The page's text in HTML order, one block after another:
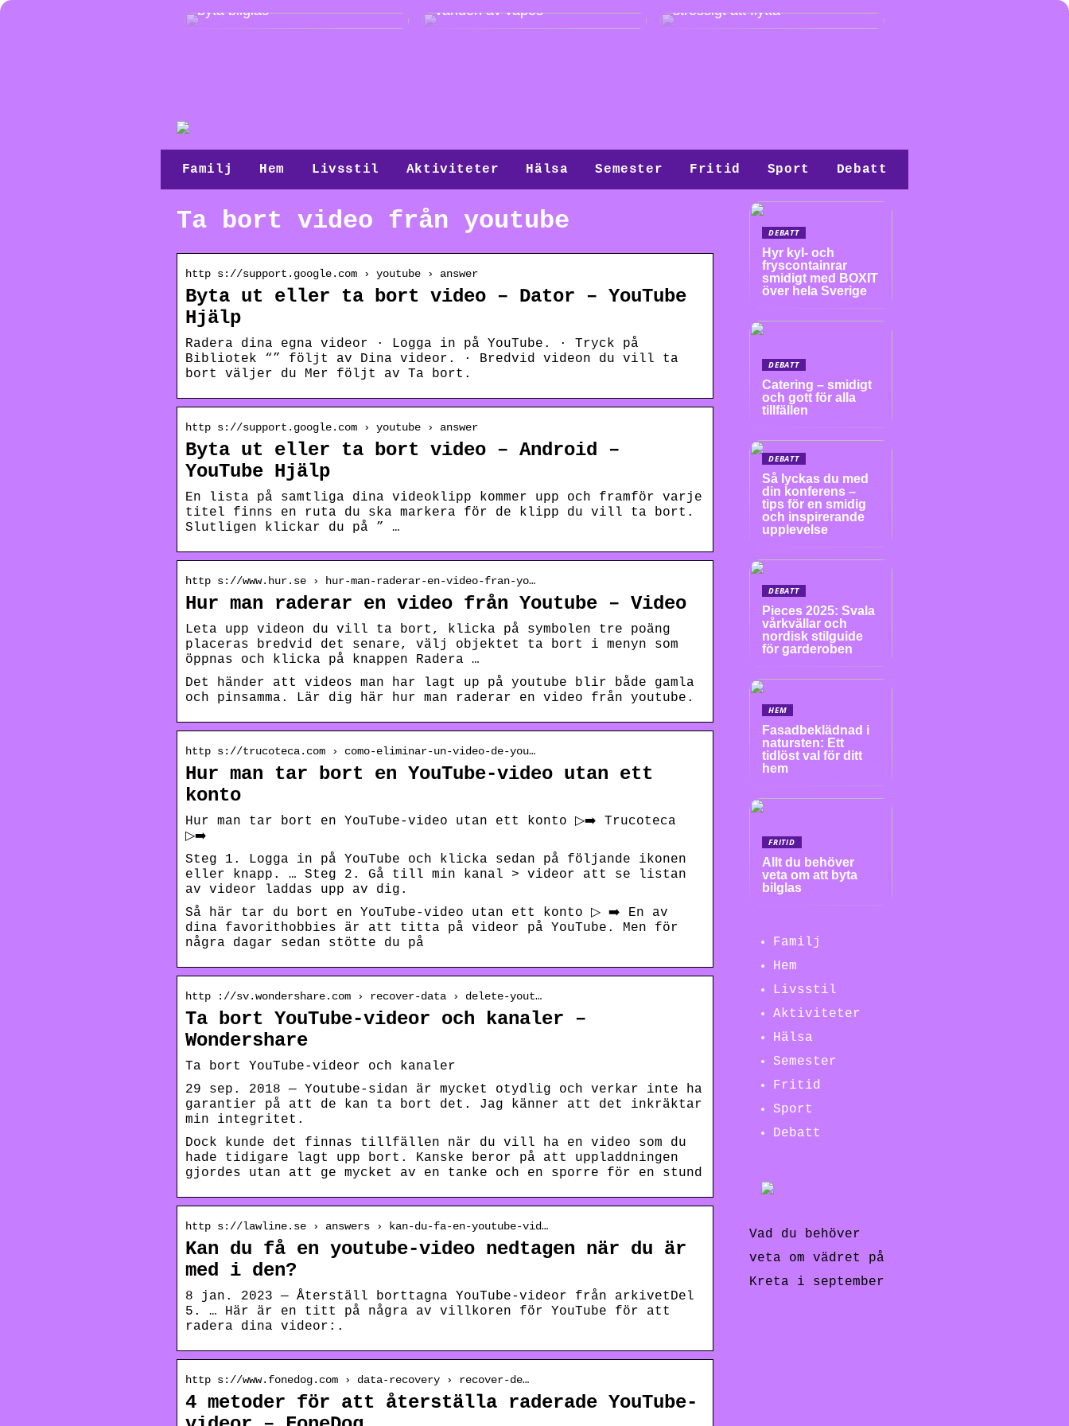
byta bilglas
världen av vapes
stressigt att flytta
Familj Hem Livsstil Aktiviteter Hälsa Semester Fritid Sport Debatt
Ta bort video från youtube
http s://support.google.com › youtube › answer
Byta ut eller ta bort video – Dator – YouTube
Hjälp
Radera dina egna videor · Logga in på YouTube. · Tryck på
Bibliotek “” följt av Dina videor. · Bredvid videon du vill ta
bort väljer du Mer följt av Ta bort.
http s://support.google.com › youtube › answer
Byta ut eller ta bort video – Android –
YouTube Hjälp
En lista på samtliga dina videoklipp kommer upp och framför varje
titel finns en ruta du ska markera för de klipp du vill ta bort.
Slutligen klickar du på ” …
http s://www.hur.se › hur-man-raderar-en-video-fran-yo…
Hur man raderar en video från Youtube – Video
Leta upp videon du vill ta bort, klicka på symbolen tre poäng
placeras bredvid det senare, välj objektet ta bort i menyn som
öppnas och klicka på knappen Radera …
Det händer att videos man har lagt up på youtube blir både gamla
och pinsamma. Lär dig här hur man raderar en video från youtube.
http s://trucoteca.com › como-eliminar-un-video-de-you…
Hur man tar bort en YouTube-video utan ett
konto
Hur man tar bort en YouTube-video utan ett konto ▷➡️ Trucoteca
▷➡️
Steg 1. Logga in på YouTube och klicka sedan på följande ikonen
eller knapp. … Steg 2. Gå till min kanal > videor att se listan
av videor laddas upp av dig.
Så här tar du bort en YouTube-video utan ett konto ▷ ➡️ En av
dina favorithobbies är att titta på videor på YouTube. Men för
några dagar sedan stötte du på
http ://sv.wondershare.com › recover-data › delete-yout…
Ta bort YouTube-videor och kanaler –
Wondershare
Ta bort YouTube-videor och kanaler
29 sep. 2018 — Youtube-sidan är mycket otydlig och verkar inte ha
garantier på att de kan ta bort det. Jag känner att det inkräktar
min integritet.
Dock kunde det finnas tillfällen när du vill ha en video som du
hade tidigare lagt upp bort. Kanske beror på att uppladdningen
gjordes utan att ge mycket av en tanke och en sporre för en stund
http s://lawline.se › answers › kan-du-fa-en-youtube-vid…
Kan du få en youtube-video nedtagen när du är
med i den?
8 jan. 2023 — Återställ borttagna YouTube-videor från arkivetDel
5. … Här är en titt på några av villkoren för YouTube för att
radera dina videor:.
http s://www.fonedog.com › data-recovery › recover-de…
4 metoder för att återställa raderade YouTube-
DEBATT
Hyr kyl- och
fryscontainrar
smidigt med BOXIT
över hela Sverige
DEBATT
Catering – smidigt
och gott för alla
tillfällen
DEBATT
Så lyckas du med
din konferens –
tips för en smidig
och inspirerande
upplevelse
DEBATT
Pieces 2025: Svala
vårkvällar och
nordisk stilguide
för garderoben
HEM
Fasadbeklädnad i
natursten: Ett
tidlöst val för ditt
hem
FRITID
Allt du behöver
veta om att byta
bilglas
Familj
Hem
Livsstil
Aktiviteter
Hälsa
Semester
Fritid
Sport
Debatt
Vad du behöver
veta om vädret på
Kreta i september